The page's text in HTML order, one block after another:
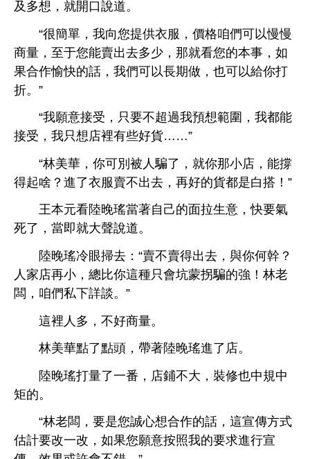
及
，就
。
“很簡單，
向您提供 ，價格咱們
以
商量，至于您能賣
， 就 您
本事，如
果
作愉 話， 們 以 期 ，也 以
打
折。”
“
願 接受，只 超過 預 範圍，
都能
接受，
只 裡
些好貨……”
“林美華，
別被 騙 ，就
，能撐
得起啥？
賣 ，再好 貨都
搭！”
王本元
陸 瑤當著自己 面拉
，
，當即就
。
陸
瑤 掃 ：“賣 賣得 ，與
何幹？
再
，總比 種只 坑蒙拐騙
！林老
闆，咱們私
詳談。”
裡
，
好商量。
林美華點
點 ，帶著陸 瑤
。
陸
瑤打量 番， 鋪 ，裝修也
規
矩
。
“林老闆，
您誠 作 話，
宣傳方式
估計
改 改，如果您願 按照 求
宣